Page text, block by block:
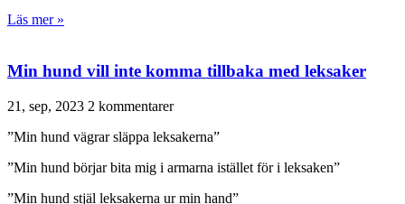
Läs mer »
Min hund vill inte komma tillbaka med leksaker
21, sep, 2023 2 kommentarer
”Min hund vägrar släppa leksakerna”
”Min hund börjar bita mig i armarna istället för i leksaken”
”Min hund stjäl leksakerna ur min hand”